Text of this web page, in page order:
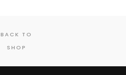
BACK TO
SHOP